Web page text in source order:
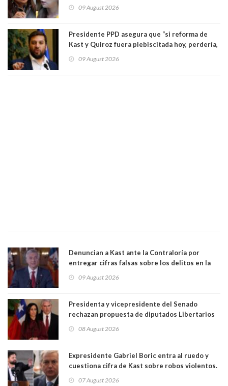
09 August 2026
Presidente PPD asegura que “si reforma de
Kast y Quiroz fuera plebiscitada hoy, perdería,
a favor de la oposición, sería una victoria de la
09 August 2026
Denuncian a Kast ante la Contraloría por
entregar cifras falsas sobre los delitos en la
09 August 2026
Presidenta y vicepresidente del Senado
rechazan propuesta de diputados Libertarios
"Constituye un camino equivocado"
08 August 2026
Expresidente Gabriel Boric entra al ruedo y
cuestiona cifra de Kast sobre robos violentos.
07 August 2026